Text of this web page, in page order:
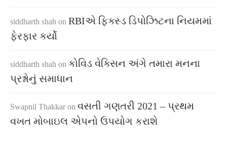
siddharth shah on RBIએ ફિક્સ્ડ ડિપોઝિટના નિયમમાં
ફેરફાર કર્યો
siddharth shah on કોવિડ વેક્સિન અંગે તમારા મનના
પ્રશ્નોનું સમાધાન
Swapnil Thakkar on વસતી ગણતરી 2021 – પ્રથમ
વખત મોબાઇલ એપનો ઉપયોગ કરાશે